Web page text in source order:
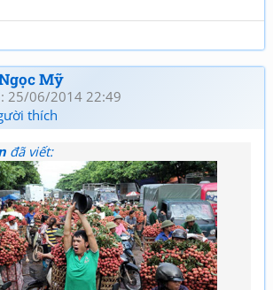
Mỹ
25/06/2014 22:49
thích
đã viết: